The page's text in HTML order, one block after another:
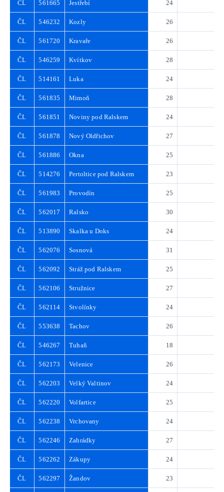
ČL 561665 Jestřebí 24
ČL 546232 Kozly 26
ČL 561720 Kravaře 26
ČL 546259 Kvítkov 28
ČL 514161 Luka 24
ČL 561835 Mimoň 28
ČL 561851 Noviny pod Ralskem 24
ČL 561878 Nový Oldřichov 27
ČL 561886 Okna 25
ČL 514276 Pertoltice pod Ralskem 23
ČL 561983 Provodín 25
ČL 562017 Ralsko 30
ČL 513890 Skalka u Doks 24
ČL 562076 Sosnová 31
ČL 562092 Stráž pod Ralskem 25
ČL 562106 Stružnice 27
ČL 562114 Stvolínky 24
ČL 553638 Tachov 26
ČL 546267 Tuhaň 18
ČL 562173 Velenice 26
ČL 562203 Velký Valtinov 24
ČL 562220 Volfartice 25
ČL 562238 Vrchovany 24
ČL 562246 Zahrádky 27
ČL 562262 Zákupy 24
ČL 562297 Žandov 23